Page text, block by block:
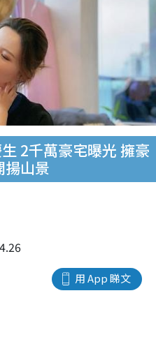
2千萬豪宅曝光 擁豪
揚山景
用 App 睇文